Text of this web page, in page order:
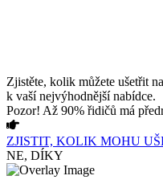
Zjistěte, kolik můžete ušetřit
k vaší nejvýhodnější nabídce.
Pozor! Až 90% řidičů má
ZJISTIT, KOLIK MOHU
NE, DÍKY